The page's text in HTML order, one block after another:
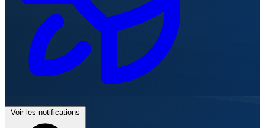
Voir les notifications